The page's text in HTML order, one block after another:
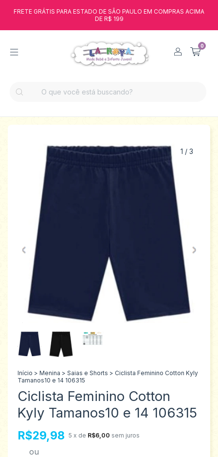
FRETE GRÁTIS PARA ESTADO DE SÃO PAULO EM COMPRAS ACIMA
DE R$ 199
0
1 / 3
Início > Menina > Saias e Shorts > Ciclista Feminino Cotton Kyly
Tamanos10 e 14 106315
Ciclista Feminino Cotton
Kyly Tamanos10 e 14 106315
R$29,98 5 x de R$6,00 sem juros
ou